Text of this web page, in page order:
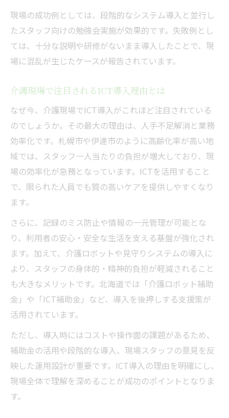
現場の成功例としては、段階的なシステム導入と並行し
たスタッフ向けの勉強会実施が効果的です。失敗例とし
ては、十分な説明や研修がないまま導入したことで、現
場に混乱が生じたケースが報告されています。
介護現場で注目されるICT導入理由とは
なぜ今、介護現場でICT導入がこれほど注目されている
のでしょうか。その最大の理由は、人手不足解消と業務
効率化です。札幌市や伊達市のように高齢化率が高い地
域では、スタッフ一人当たりの負担が増大しており、現
場の効率化が急務となっています。ICTを活用すること
で、限られた人員でも質の高いケアを提供しやすくなり
ます。
さらに、記録のミス防止や情報の一元管理が可能とな
り、利用者の安心・安全な生活を支える基盤が強化され
ます。加えて、介護ロボットや見守りシステムの導入に
より、スタッフの身体的・精神的負担が軽減されること
も大きなメリットです。北海道では「介護ロボット補助
金」や「ICT補助金」など、導入を後押しする支援策が
活用されています。
ただし、導入時にはコストや操作面の課題があるため、
補助金の活用や段階的な導入、現場スタッフの意見を反
映した運用設計が重要です。ICT導入の理由を明確にし、
現場全体で理解を深めることが成功のポイントとなりま
す。